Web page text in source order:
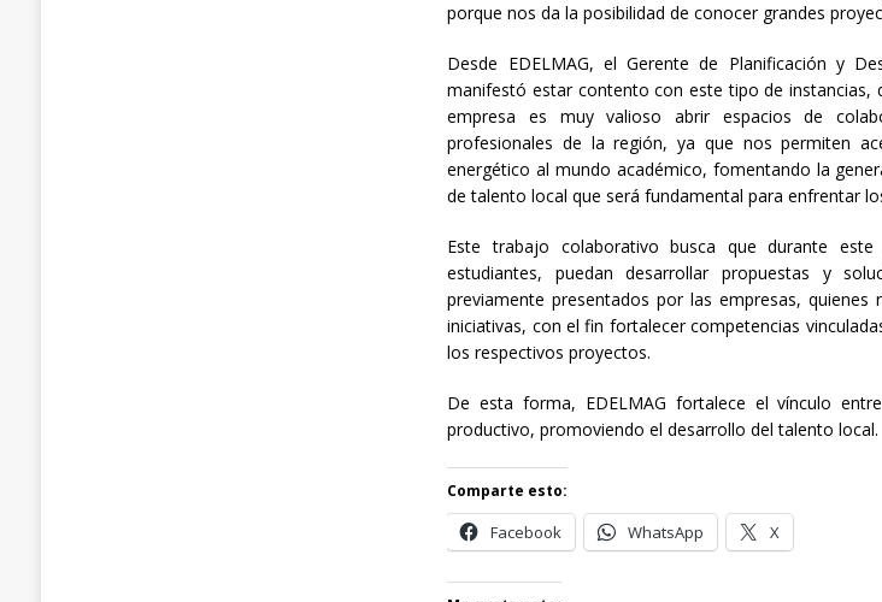
porque nos da la posibilidad de conocer grandes
Desde EDELMAG, el Gerente de Planificación y
manifestó estar contento con este tipo de instancias,
empresa es muy valioso abrir espacios de
profesionales de la región, ya que nos permiten
energético al mundo académico, fomentando la
de talento local que será fundamental para enfrentar
Este trabajo colaborativo busca que durante este
estudiantes, puedan desarrollar propuestas y
previamente presentados por las empresas, quienes
iniciativas, con el fin fortalecer competencias
los respectivos proyectos.
De esta forma, EDELMAG fortalece el vínculo
productivo, promoviendo el desarrollo del talento local.
Comparte esto:
Facebook WhatsApp X